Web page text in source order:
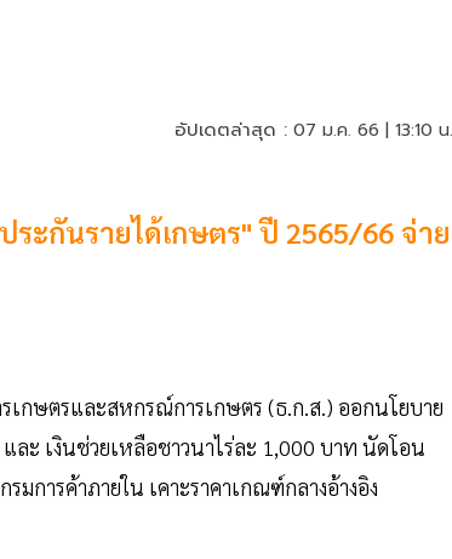
อัปเดตล่าสุด : 07 ม.ค. 66 | 13:10 น.
ระกันรายได้เกษตร" ปี 2565/66 จ่าย
เกษตรและสหกรณ์การเกษตร (ธ.ก.ส.) ออกนโยบาย
ะ เงินช่วยเหลือชาวนาไร่ละ 1,000 บาท นัดโอน
การค้าภายใน เคาะราคาเกณฑ์กลางอ้างอิง